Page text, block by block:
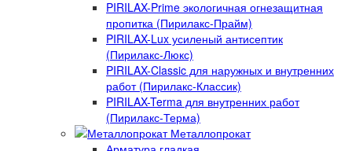
PIRILAX-Prime экологичная огнезащитная
пропитка (Пирилакс-Прайм)
PIRILAX-Lux усиленый антисептик
(Пирилакс-Люкс)
PIRILAX-Classic для наружных и внутренних
работ (Пирилакс-Классик)
PIRILAX-Terma для внутренних работ
(Пирилакс-Терма)
Металлопрокат